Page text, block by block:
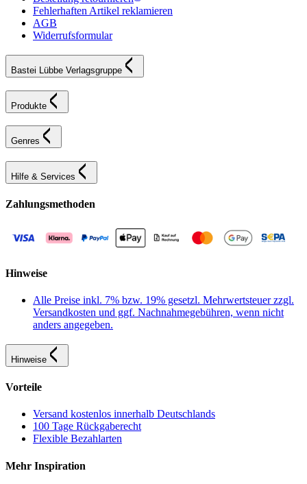
Fehlerhaften Artikel reklamieren
AGB
Widerrufsformular
Bastei Lübbe Verlagsgruppe
Produkte
Genres
Hilfe & Services
Zahlungsmethoden
Hinweise
Alle Preise inkl. 7% bzw. 19% gesetzl. Mehrwertsteuer zzgl.
Versandkosten und ggf. Nachnahmegebühren, wenn nicht
anders angegeben.
Hinweise
Vorteile
Versand kostenlos innerhalb Deutschlands
100 Tage Rückgaberecht
Flexible Bezahlarten
Mehr Inspiration